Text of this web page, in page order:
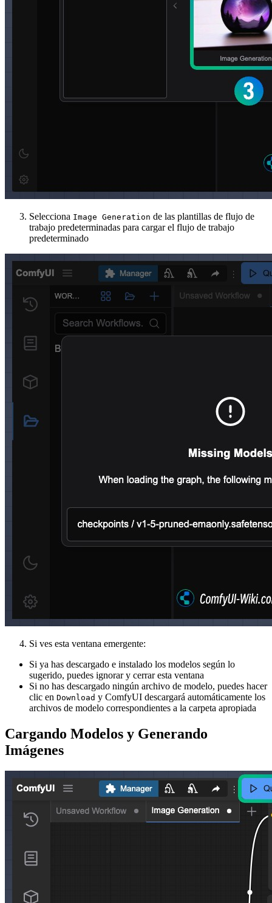
Selecciona Image Generation de las plantillas de flujo de
trabajo predeterminadas para cargar el flujo de trabajo
predeterminado
Si ves esta ventana emergente:
Si ya has descargado e instalado los modelos según lo
sugerido, puedes ignorar y cerrar esta ventana
Si no has descargado ningún archivo de modelo, puedes hacer
clic en Download y ComfyUI descargará automáticamente los
archivos de modelo correspondientes a la carpeta apropiada
Cargando Modelos y Generando
Imágenes